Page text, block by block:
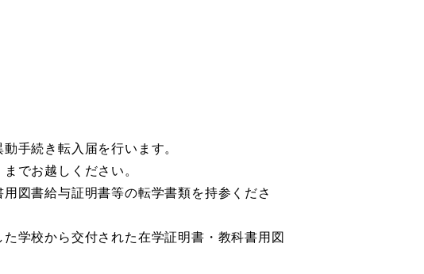
手続き転入届を行います。
でお越しください。
図書給与証明書等の転学書類を持参くださ
学校から交付された在学証明書・教科書用図